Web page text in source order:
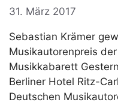
31. März 2017
Sebastian Krämer
Musikautorenpreis
Musikkabarett
Berliner Hotel Ritz-
Deutschen